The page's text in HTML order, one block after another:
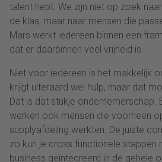
talent hebt. We zijn niet op zoek
de klas, maar naar mensen die
Mars werkt iedereen binnen een
dat er daarbinnen veel vrijheid is.
Niet voor iedereen is het makkelijk
krijgt uiteraard wel hulp, maar dat
Dat is dat stukje ondernemerschap.
werken ook mensen die voorheen
supplyafdeling werkten. De juiste
zo kun je cross functionele stappen
business geïntegreerd in de gehele